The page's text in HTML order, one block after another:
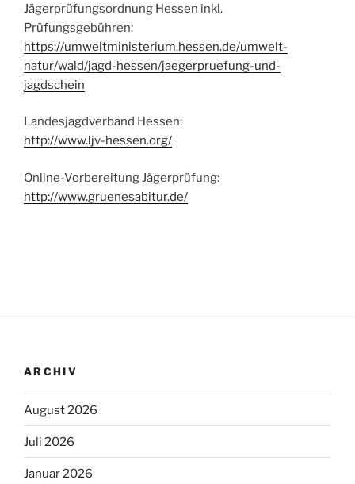
Jägerprüfungsordnung Hessen inkl.
Prüfungsgebühren:
https://umweltministerium.hessen.de/umwelt-
natur/wald/jagd-hessen/jaegerpruefung-und-
jagdschein
Landesjagdverband Hessen:
http://www.ljv-hessen.org/
Online-Vorbereitung Jägerprüfung:
http://www.gruenesabitur.de/
ARCHIV
August 2026
Juli 2026
Januar 2026